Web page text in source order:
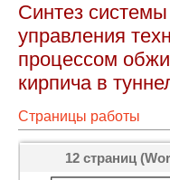
Синтез системы
управления
процессом
кирпича в
Страницы работы
12 страниц